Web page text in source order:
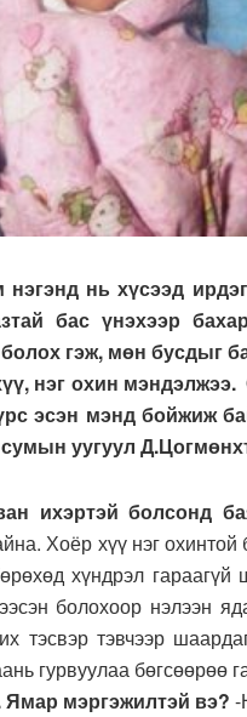
нь хүсээд
бас үнэхээр
гэж, мөн бусдыг
нэг охин
эсэн мэнд бойжиж
уугуул
ихэртэй болсонд
Хоёр хүү нэг охинтой
хүндрэл
болохоор нэлээн
тэсвэр тэвчээр
гурвуулаа
Ямар мэргэжилтэй вэ? -